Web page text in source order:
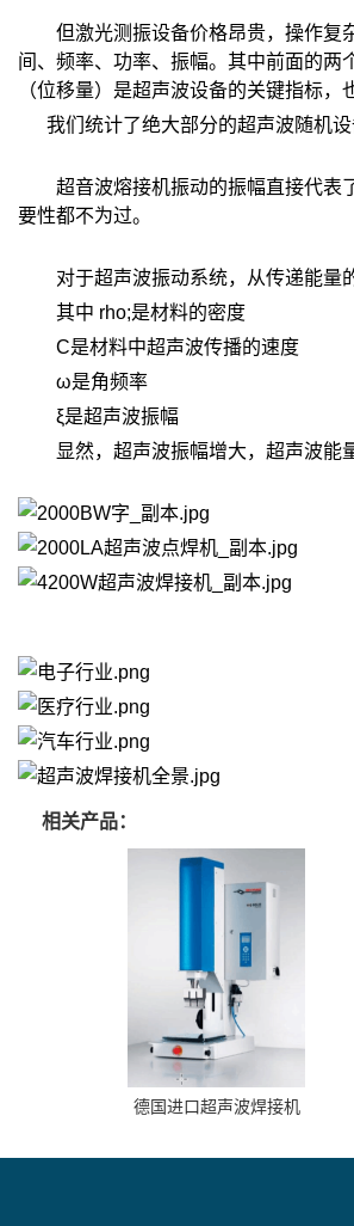
但激光测振设备价格昂贵，操作复杂
间、频率、功率、振幅。其中前面的两
（位移量）是超声波设备的关键指标
我们统计了绝大部分的超声波随机设
超音波熔接机振动的振幅直接代表了
要性都不为过。
对于超声波振动系统，从传递能量的
其中 rho;是材料的密度
C是材料中超声波传播的速度
ω是角频率
ξ是超声波振幅
显然，超声波振幅增大，超声波能量
相关产品：
德国进口超声波焊接机